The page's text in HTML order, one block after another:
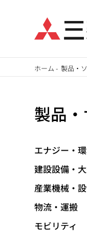
イ
ホーム -製品・
製品
エナジー・
建設設備・
産業機械・
物流・運搬
モビリティ